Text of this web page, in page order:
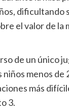
dificultando
el valor de la
de un único
niños menos de
más
3.